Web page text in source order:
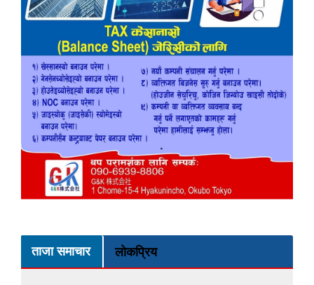
ताजा समाचार लोकप्रिय